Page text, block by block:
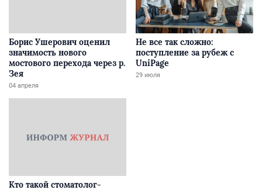
Борис Ушерович оценил
значимость нового
мостового перехода через р.
Зея
04 апреля
Не все так сложно:
поступление за рубеж с
UniPage
29 июля
Кто такой стоматолог-